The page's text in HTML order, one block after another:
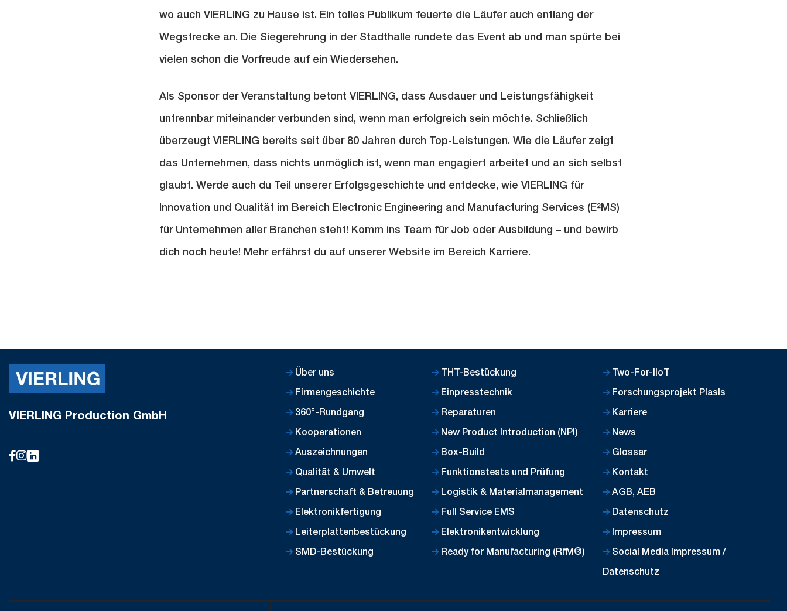
wo auch VIERLING zu Hause ist. Ein tolles Publikum feuerte die Läufer auch entlang der
Wegstrecke an. Die Siegerehrung in der Stadthalle rundete das Event ab und man spürte bei
vielen schon die Vorfreude auf ein Wiedersehen.
Als Sponsor der Veranstaltung betont VIERLING, dass Ausdauer und Leistungsfähigkeit
untrennbar miteinander verbunden sind, wenn man erfolgreich sein möchte. Schließlich
überzeugt VIERLING bereits seit über 80 Jahren durch Top-Leistungen. Wie die Läufer zeigt
das Unternehmen, dass nichts unmöglich ist, wenn man engagiert arbeitet und an sich selbst
glaubt. Werde auch du Teil unserer Erfolgsgeschichte und entdecke, wie VIERLING für
Innovation und Qualität im Bereich Electronic Engineering and Manufacturing Services (E²MS)
für Unternehmen aller Branchen steht! Komm ins Team für Job oder Ausbildung – und bewirb
dich noch heute! Mehr erfährst du auf unserer Website im Bereich Karriere.
VIERLING Production GmbH
Über uns
Firmengeschichte
360°-Rundgang
Kooperationen
Auszeichnungen
Qualität & Umwelt
Partnerschaft & Betreuung
Elektronikfertigung
Leiterplattenbestückung
SMD-Bestückung
THT-Bestückung
Einpresstechnik
Reparaturen
New Product Introduction (NPI)
Box-Build
Funktionstests und Prüfung
Logistik & Materialmanagement
Full Service EMS
Elektronikentwicklung
Ready for Manufacturing (RfM®)
Two-For-IIoT
Forschungsprojekt PlasIs
Karriere
News
Glossar
Kontakt
AGB, AEB
Datenschutz
Impressum
Social Media Impressum /
Datenschutz